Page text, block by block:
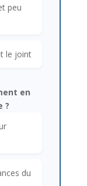
peu
le joint
en
?
du